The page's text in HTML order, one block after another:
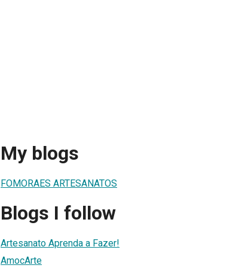
My blogs
FOMORAES ARTESANATOS
Blogs I follow
Artesanato Aprenda a Fazer!
AmocArte